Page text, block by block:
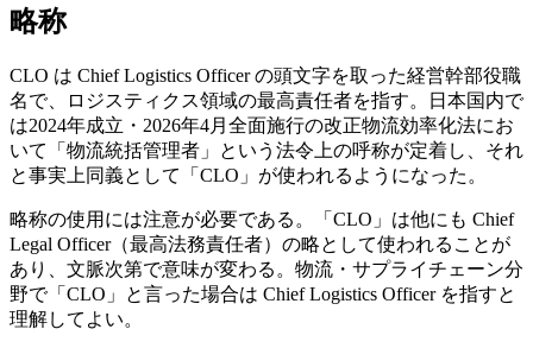
略称
CLO は Chief Logistics Officer の頭文字を取った経営幹部役職
名で、ロジスティクス領域の最高責任者を指す。日本国内で
は2024年成立・2026年4月全面施行の改正物流効率化法にお
いて「物流統括管理者」という法令上の呼称が定着し、それ
と事実上同義として「CLO」が使われるようになった。
略称の使用には注意が必要である。「CLO」は他にも Chief
Legal Officer（最高法務責任者）の略として使われることが
あり、文脈次第で意味が変わる。物流・サプライチェーン分
野で「CLO」と言った場合は Chief Logistics Officer を指すと
理解してよい。